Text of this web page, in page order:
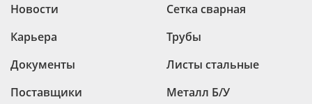
Новости
Карьера
Документы
Поставщики
Сетка сварная
Трубы
Листы стальные
Металл Б/У